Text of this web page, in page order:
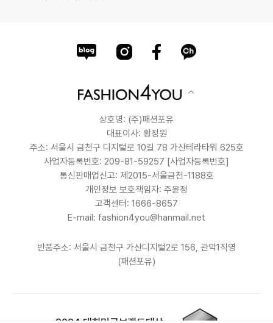
상호명: (주)패션포유
대표이사: 황정원
주소: 서울시 금천구 디지털로 10길 78 가산테라타워 625호
사업자등록번호: 209-81-59257 [사업자등록번호]
통신판매업신고: 제2015-서울금천-1188호
개인정보 보호책임자: 주윤정
고객센터: 1666-8657
E-mail: fashion4you@hanmail.net
반품주소: 서울시 금천구 가산디지털2로 156, 관악1직영
(패션포유)